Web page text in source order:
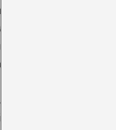
ha tocado
Pero más que
que nos gastamos
La cultura en
somos
anual provoca